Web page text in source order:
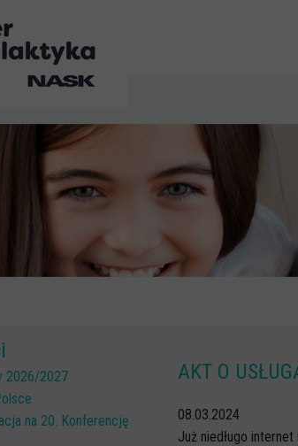
2026/2027
na 20. Konferencję
AKT O
08.03.2024
Już niedługo